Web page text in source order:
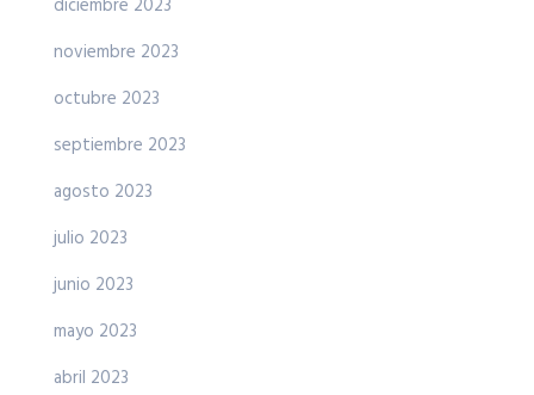
diciembre 2023
noviembre 2023
octubre 2023
septiembre 2023
agosto 2023
julio 2023
junio 2023
mayo 2023
abril 2023